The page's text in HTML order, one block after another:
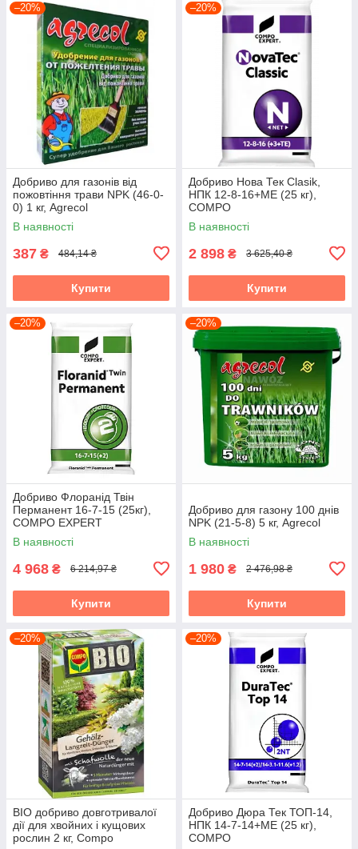
–20%
Добриво для газонів від
пожовтіння трави NPK (46-0-
0) 1 кг, Agrecol
В наявності
387 ₴ 484,14 ₴
Купити
–20%
Добриво Нова Тек Clasik,
НПК 12-8-16+МЕ (25 кг),
COMPO
В наявності
2 898 ₴ 3 625,40 ₴
Купити
–20%
Добриво Флоранід Твін
Перманент 16-7-15 (25кг),
COMPO EXPERT
В наявності
4 968 ₴ 6 214,97 ₴
Купити
–20%
Добриво для газону 100 днів
NPK (21-5-8) 5 кг, Agrecol
В наявності
1 980 ₴ 2 476,98 ₴
Купити
–20%
BIO добриво довготривалої
дії для хвойних і кущових
рослин 2 кг, Compo
–20%
Добриво Дюра Тек ТОП-14,
НПК 14-7-14+МЕ (25 кг),
COMPO